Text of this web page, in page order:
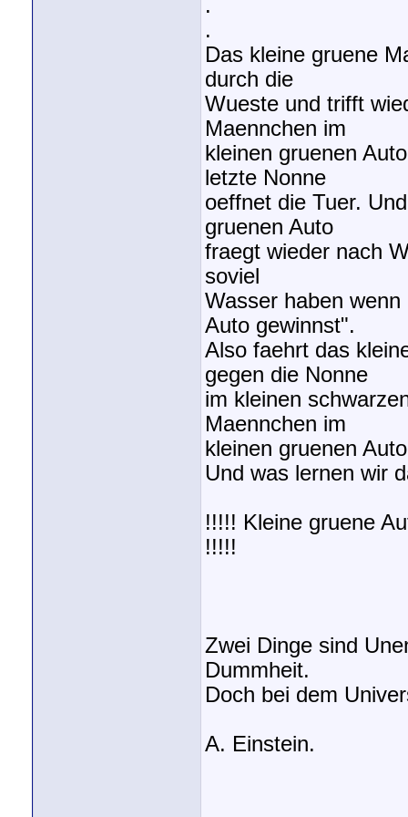
.
.
Das kleine gruene
durch die
Wueste und trifft
Maennchen im
kleinen gruenen
letzte Nonne
oeffnet die Tuer.
gruenen Auto
fraegt wieder nach
soviel
Wasser haben
Auto gewinnst".
Also faehrt das
gegen die Nonne
im kleinen
Maennchen im
kleinen gruenen
Und was lernen wir
!!!!! Kleine gruene
!!!!!
Zwei Dinge sind
Dummheit.
Doch bei dem
A. Einstein.